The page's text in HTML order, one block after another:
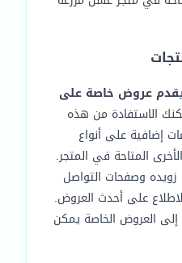
عروض خاصة على
الاستفادة من هذه
إضافية على أنواع
المتاحة في المتجر.
وصفحات التواصل
على أحدث العروض.
العروض الخاصة يمكن